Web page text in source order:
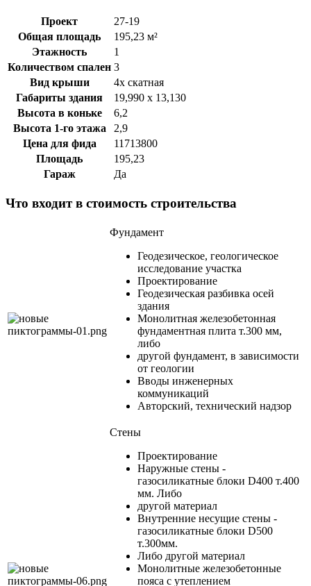
Проект
27-19
Общая площадь
195,23 м²
Этажность
1
Количеством спален 3
Вид крыши
4х скатная
Габариты здания
19,990 х 13,130
Высота в коньке
6,2
Высота 1-го этажа
2,9
Цена для фида
11713800
Площадь
195,23
Гараж
Да
Что входит в стоимость строительства
Фундамент
Геодезическое, геологическое
исследование участка
Проектирование
Геодезическая разбивка осей
здания
Монолитная железобетонная
фундаментная плита т.300 мм,
либо
другой фундамент, в зависимости
от геологии
Вводы инженерных
коммуникаций
Авторский, технический надзор
Cтены
Проектирование
Наружные стены -
газосиликатные блоки D400 т.400
мм. Либо
другой материал
Внутренние несущие стены -
газосиликатные блоки D500
т.300мм.
Либо другой материал
Монолитные железобетонные
пояса с утеплением